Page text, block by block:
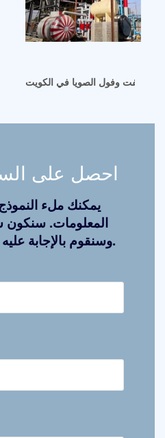
موردو مصنع تجزئة الزيوت
اللفت وفول الصويا في الكويت
احصل على
يمكنك ملء
المعلومات. سنكون
وسنقوم بالإجابة عليه في أقرب وقت ممكن.